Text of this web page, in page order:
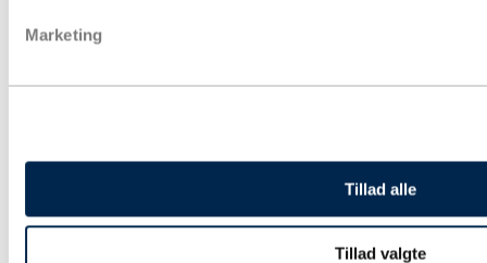
Marketing
Tillad alle
Tillad valgte